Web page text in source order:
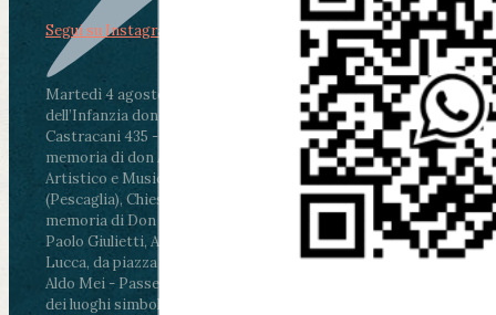
Martedì 4 agosto2026
ore 11:30 - Lucca, Scuola
dell’Infanzia don Aldo Mei - Viale Castruccio
Castracani 435 - Inaugurazione murales in
memoria di don Aldo Mei curato dal Liceo
Artistico e Musicale “Passaglia”
ore 18 - Fiano
(Pescaglia), Chiesa parrocchiale - Messa in
memoria di Don Aldo Mei celebrata da mons.
Paolo Giulietti, Arcivescovo di Lucca
ore 20.30 -
Lucca, da piazza San Michele al Cippo di don
Aldo Mei - Passeggiata della Memoria in alcuni
dei luoghi simbolo della città. Ritrovo alle ore
Segui su Instagram